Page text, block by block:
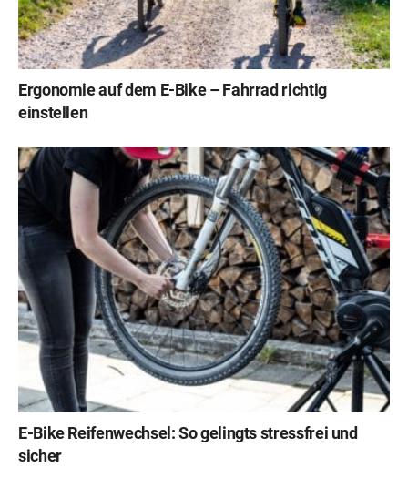
Ergonomie auf dem E-Bike – Fahrrad richtig
einstellen
E-Bike Reifenwechsel: So gelingts stressfrei und
sicher